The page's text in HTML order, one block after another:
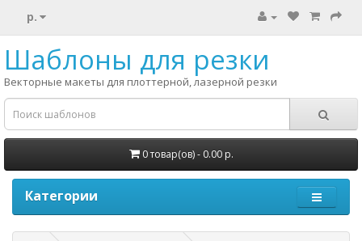
р.
Шаблоны для резки
Векторные макеты для плоттерной, лазерной резки
0 товар(ов) - 0.00 р.
Категории